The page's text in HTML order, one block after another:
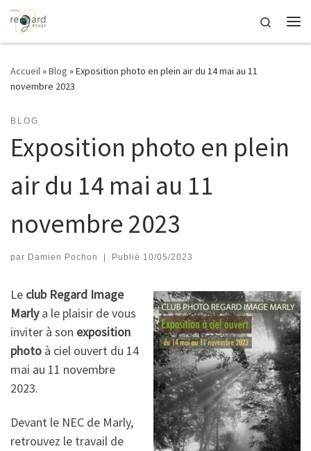
Passer au contenu
Search
Accueil»Blog »Exposition photo en plein air du 14 mai au 11
novembre 2023
BLOG
Exposition photo en plein
air du 14 mai au 11
novembre 2023
par Damien Pochon | Publié 10/05/2023
Le club Regard Image
Marlya le plaisir de vous
inviter à son exposition
photo à ciel ouvert du 14
mai au 11 novembre
2023.
Devant le NEC de Marly,
retrouvez le travail de